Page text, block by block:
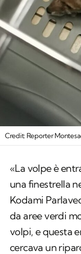
Credit: Reporter
«La volpe è
una finestrella
Kodami
da aree verdi
volpi, e questa
cercava un